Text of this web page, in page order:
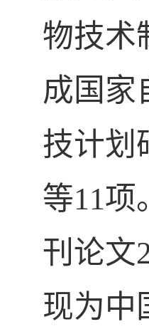
物技术
成国家
技计划
等11项
刊论文
现为中